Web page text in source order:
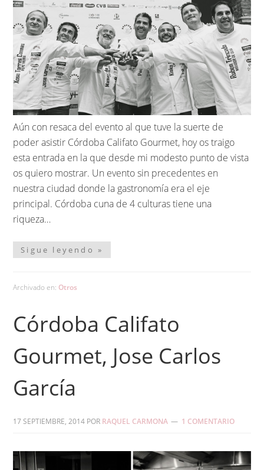
Aún con resaca del evento al que tuve la suerte de
poder asistir Córdoba Califato Gourmet, hoy os traigo
esta entrada en la que desde mi modesto punto de vista
os quiero mostrar. Un evento sin precedentes en
nuestra ciudad donde la gastronomía era el eje
principal. Córdoba cuna de 4 culturas tiene una
riqueza…
Sigue leyendo »
Archivado en: Otros
Córdoba Califato
Gourmet, Jose Carlos
García
17 SEPTIEMBRE, 2014 POR RAQUEL CARMONA 1 COMENTARIO